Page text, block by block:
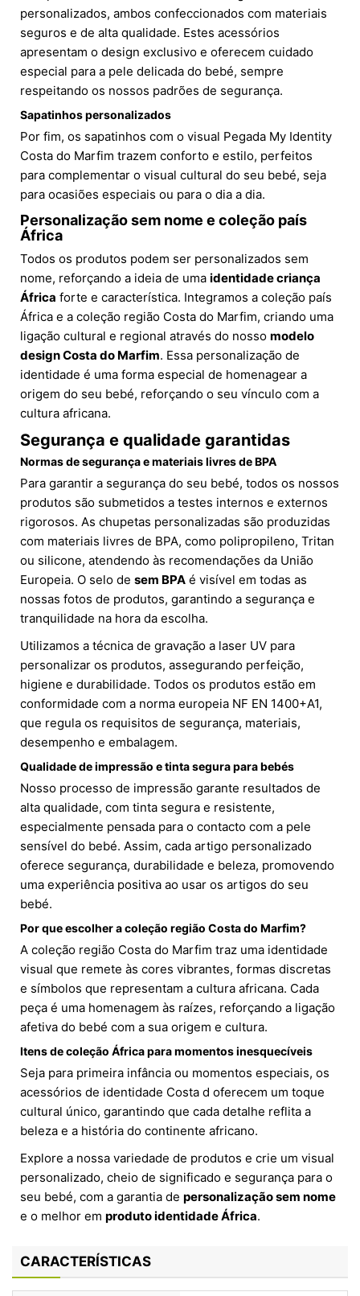
personalizados, ambos confeccionados com materiais
seguros e de alta qualidade. Estes acessórios
apresentam o design exclusivo e oferecem cuidado
especial para a pele delicada do bebé, sempre
respeitando os nossos padrões de segurança.
Sapatinhos personalizados
Por fim, os sapatinhos com o visual Pegada My Identity
Costa do Marfim trazem conforto e estilo, perfeitos
para complementar o visual cultural do seu bebé, seja
para ocasiões especiais ou para o dia a dia.
Personalização sem nome e coleção país
África
Todos os produtos podem ser personalizados sem
nome, reforçando a ideia de uma identidade criança
África forte e característica. Integramos a coleção país
África e a coleção região Costa do Marfim, criando uma
ligação cultural e regional através do nosso modelo
design Costa do Marfim. Essa personalização de
identidade é uma forma especial de homenagear a
origem do seu bebé, reforçando o seu vínculo com a
cultura africana.
Segurança e qualidade garantidas
Normas de segurança e materiais livres de BPA
Para garantir a segurança do seu bebé, todos os nossos
produtos são submetidos a testes internos e externos
rigorosos. As chupetas personalizadas são produzidas
com materiais livres de BPA, como polipropileno, Tritan
ou silicone, atendendo às recomendações da União
Europeia. O selo de sem BPA é visível em todas as
nossas fotos de produtos, garantindo a segurança e
tranquilidade na hora da escolha.
Utilizamos a técnica de gravação a laser UV para
personalizar os produtos, assegurando perfeição,
higiene e durabilidade. Todos os produtos estão em
conformidade com a norma europeia NF EN 1400+A1,
que regula os requisitos de segurança, materiais,
desempenho e embalagem.
Qualidade de impressão e tinta segura para bebés
Nosso processo de impressão garante resultados de
alta qualidade, com tinta segura e resistente,
especialmente pensada para o contacto com a pele
sensível do bebé. Assim, cada artigo personalizado
oferece segurança, durabilidade e beleza, promovendo
uma experiência positiva ao usar os artigos do seu
bebé.
Por que escolher a coleção região Costa do Marfim?
A coleção região Costa do Marfim traz uma identidade
visual que remete às cores vibrantes, formas discretas
e símbolos que representam a cultura africana. Cada
peça é uma homenagem às raízes, reforçando a ligação
afetiva do bebé com a sua origem e cultura.
Itens de coleção África para momentos inesquecíveis
Seja para primeira infância ou momentos especiais, os
acessórios de identidade Costa d oferecem um toque
cultural único, garantindo que cada detalhe reflita a
beleza e a história do continente africano.
Explore a nossa variedade de produtos e crie um visual
personalizado, cheio de significado e segurança para o
seu bebé, com a garantia de personalização sem nome
e o melhor em produto identidade África.
CARACTERÍSTICAS